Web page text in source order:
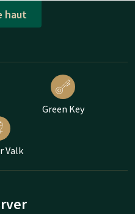
haut
Green Key
Valk